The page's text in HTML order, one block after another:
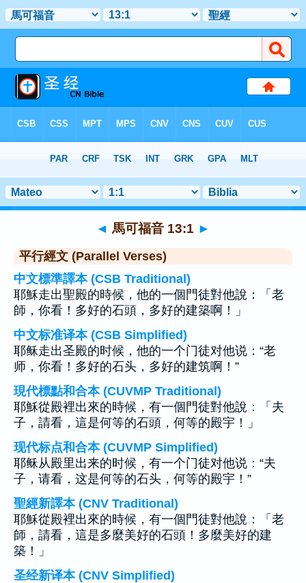
章 13> 聖經金句 1
◄ 馬可福音 13:1 ►
平行經文 (Parallel Verses)
中文標準譯本 (CSB Traditional)
耶穌走出聖殿的時候，他的一個門徒對他說：「老
師，你看！多好的石頭，多好的建築啊！」
中文标准译本 (CSB Simplified)
耶稣走出圣殿的时候，他的一个门徒对他说：“老
师，你看！多好的石头，多好的建筑啊！”
現代標點和合本 (CUVMP Traditional)
耶穌從殿裡出來的時候，有一個門徒對他說：「夫
子，請看，這是何等的石頭，何等的殿宇！」
现代标点和合本 (CUVMP Simplified)
耶稣从殿里出来的时候，有一个门徒对他说：“夫
子，请看，这是何等的石头，何等的殿宇！”
聖經新譯本 (CNV Traditional)
耶穌從殿裡出來的時候，有一個門徒對他說：「老
師，請看，這是多麼美好的石頭！多麼美好的建
築！」
圣经新译本 (CNV Simplified)